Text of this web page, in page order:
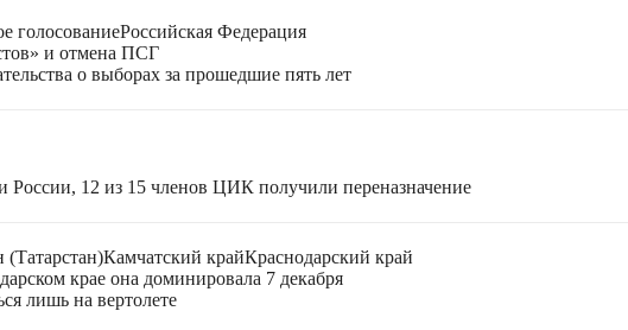
голосованиеРоссийская Федерация
и отмена ПСГ
о выборах за прошедшие пять лет
России, 12 из 15 членов ЦИК получили переназначение
(Татарстан)Камчатский крайКраснодарский край
крае она доминировала 7 декабря
лишь на вертолете